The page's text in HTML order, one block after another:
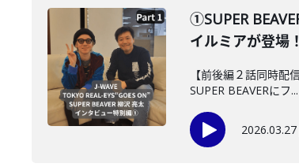
①SUPER
イルミアが登場！
【前後編２話同時
SUPER BEAVERにフ...
2026.03.27